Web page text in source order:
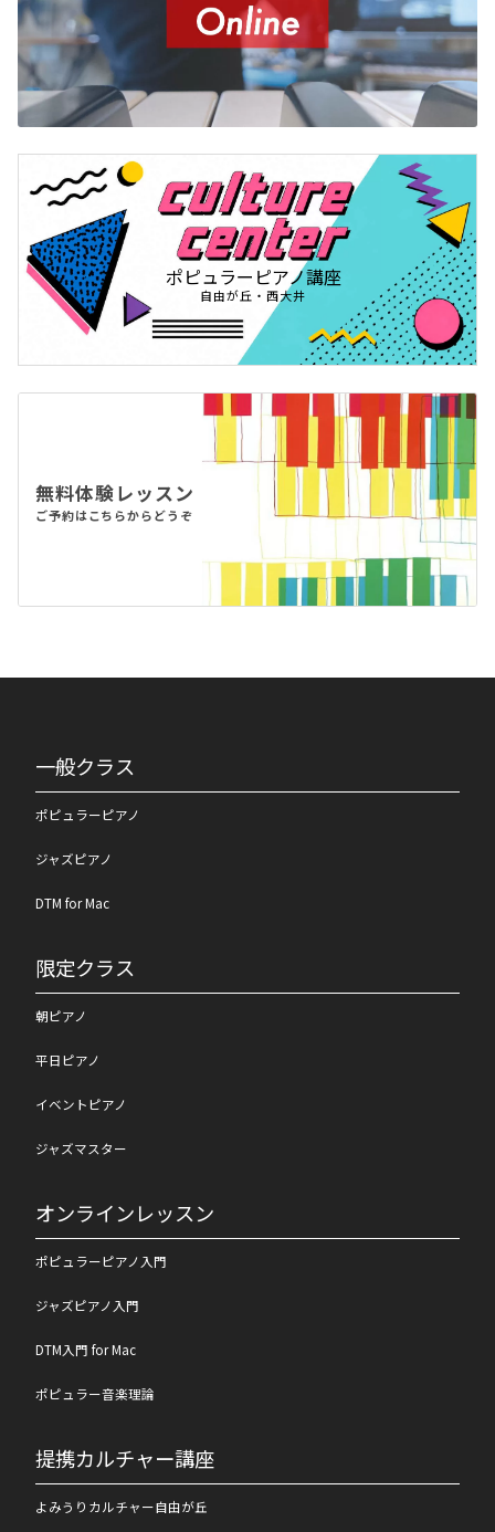
ポピュラーピアノ講座
自由が丘・西大井
無料体験レッスン
ご予約はこちらからどうぞ
一般クラス
ポピュラーピアノ
ジャズピアノ
DTM for Mac
限定クラス
朝ピアノ
平日ピアノ
イベントピアノ
ジャズマスター
オンラインレッスン
ポピュラーピアノ入門
ジャズピアノ入門
DTM入門 for Mac
ポピュラー音楽理論
提携カルチャー講座
よみうりカルチャー自由が丘